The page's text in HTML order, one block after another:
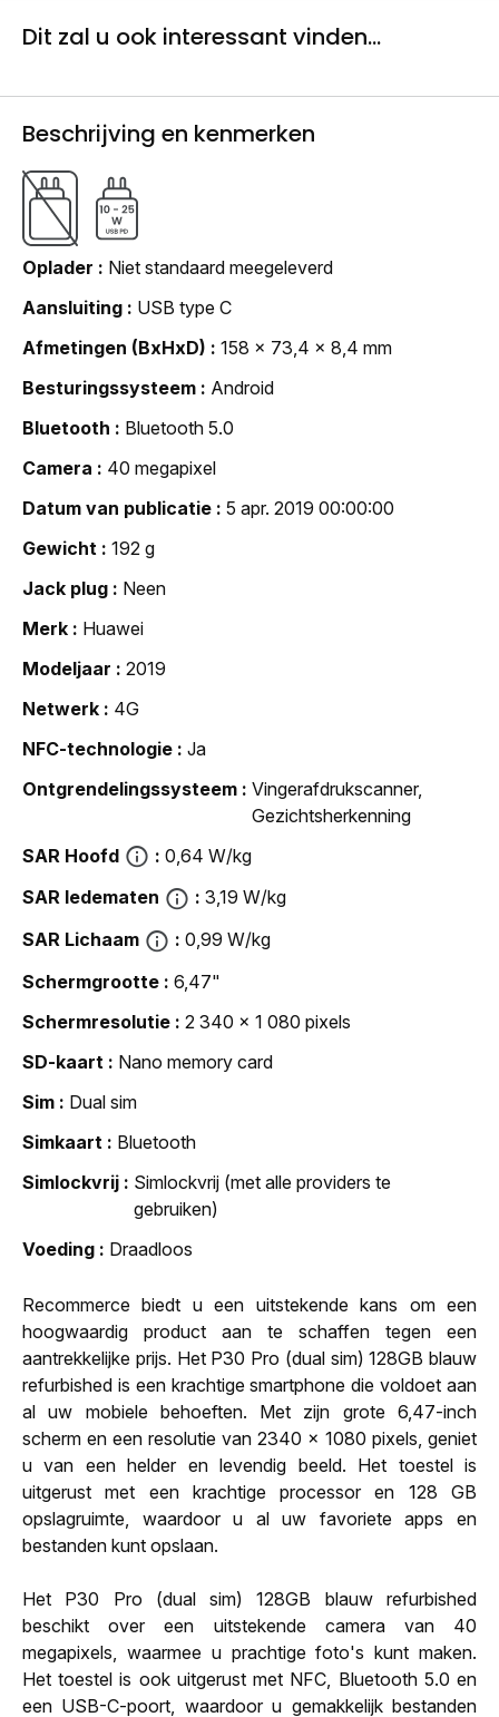
Dit zal u ook interessant vinden...
Beschrijving en kenmerken
Oplader
Niet standaard meegeleverd
Aansluiting
USB type C
Afmetingen (BxHxD)
158 x 73,4 x 8,4 mm
Besturingssysteem
Android
Bluetooth
Bluetooth 5.0
Camera
40 megapixel
Datum van publicatie
5 apr. 2019 00:00:00
Gewicht
192 g
Jack plug
Neen
Merk
Huawei
Modeljaar
2019
Netwerk
4G
NFC-technologie
Ja
Ontgrendelingssysteem
Vingerafdrukscanner,
Gezichtsherkenning
SAR Hoofd
0,64 W/kg
SAR ledematen
3,19 W/kg
SAR Lichaam
0,99 W/kg
Schermgrootte
6,47"
Schermresolutie
2 340 x 1 080 pixels
SD-kaart
Nano memory card
Sim
Dual sim
Simkaart
Bluetooth
Simlockvrij
Simlockvrij (met alle providers te
gebruiken)
Voeding
Draadloos
Recommerce biedt u een uitstekende kans om een
hoogwaardig product aan te schaffen tegen een
aantrekkelijke prijs. Het P30 Pro (dual sim) 128GB blauw
refurbished is een krachtige smartphone die voldoet aan
al uw mobiele behoeften. Met zijn grote 6,47-inch
scherm en een resolutie van 2340 x 1080 pixels, geniet
u van een helder en levendig beeld. Het toestel is
uitgerust met een krachtige processor en 128 GB
opslagruimte, waardoor u al uw favoriete apps en
bestanden kunt opslaan.
Het P30 Pro (dual sim) 128GB blauw refurbished
beschikt over een uitstekende camera van 40
megapixels, waarmee u prachtige foto's kunt maken.
Het toestel is ook uitgerust met NFC, Bluetooth 5.0 en
een USB-C-poort, waardoor u gemakkelijk bestanden